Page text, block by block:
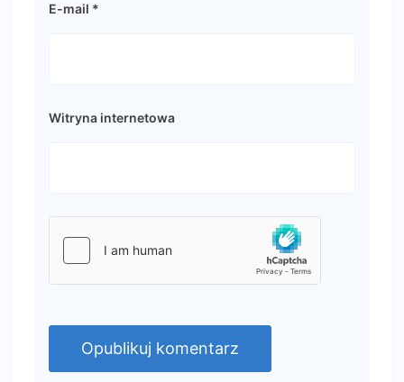
E-mail *
Witryna internetowa